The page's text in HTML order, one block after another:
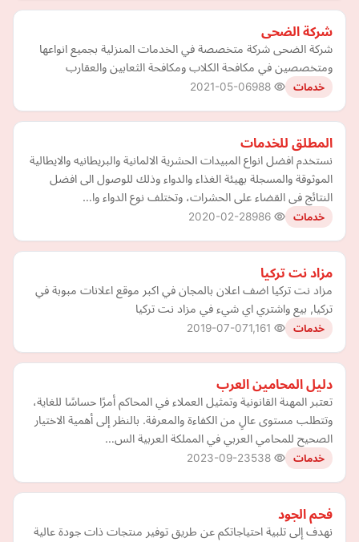
شركة الضحى
شركة الضحى شركة متخصصة في الخدمات المنزلية بجميع انواعها
ومتخصصين في مكافحة الكلاب ومكافحة الثعابين والعقارب
خدمات 2021-05-06
المطلق للخدمات
نستخدم افضل انواع المبيدات الحشرية الالمانية والبريطانيه والايطالية
الموثوقة والمسجلة بهيئة الغذاء والدواء وذلك للوصول الى افضل
النتائج فى القضاء على الحشرات، وتختلف نوع الدواء وا…
خدمات 2020-02-28
مزاد نت تركيا
مزاد نت تركيا اضف اعلان بالمجان في اكبر موقع اعلانات مبوبة في
تركيا, بيع واشتري اي شيء في مزاد نت تركيا
خدمات 2019-07-07
دليل المحامين العرب
تعتبر المهنة القانونية وتمثيل العملاء في المحاكم أمرًا حساسًا للغاية،
وتتطلب مستوى عالٍ من الكفاءة والمعرفة. بالنظر إلى أهمية الاختيار
الصحيح للمحامي العربي في المملكة العربية الس…
خدمات 2023-09-23
فحم الجود
نهدف إلى تلبية احتياجاتكم عن طريق توفير منتجات ذات جودة عالية